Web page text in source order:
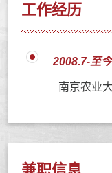
工作经历
2008.7-至今
南京农业